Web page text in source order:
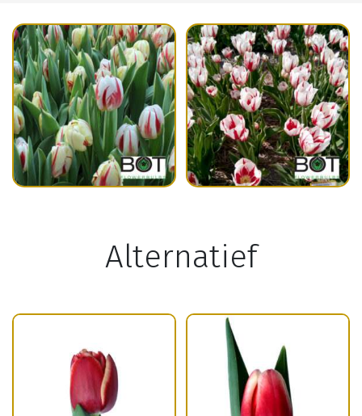
Alternatief